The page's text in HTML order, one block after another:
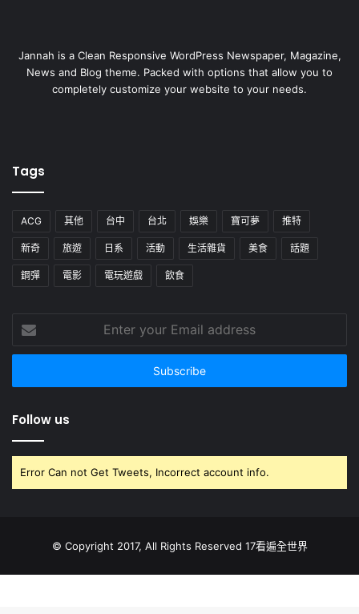
Jannah is a Clean Responsive WordPress Newspaper, Magazine,
News and Blog theme. Packed with options that allow you to
completely customize your website to your needs.
Tags
ACG 其他 台中 台北 娛樂 寶可夢 推特
新奇 旅遊 日系 活動 生活雜貨 美食 話題
鋼彈 電影 電玩遊戲 飲食
your
Email
Follow us
Error Can not Get Tweets, Incorrect account info.
© Copyright 2017, All Rights Reserved 17看遍全世界